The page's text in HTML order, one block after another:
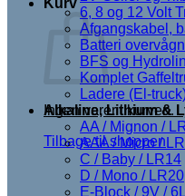
Kurv
Ingen varer i kurven.
Tilbage til shoppen
6, 8 og 12 Volt
Afgangskabel,
Batteri
BFS og
Komplet
Ladere (El-
Alkaline, Lithium &
AA / Mignon /
AAA / Micro /
C / Baby / LR14
D / Mono / LR20
E-Block / 9V /